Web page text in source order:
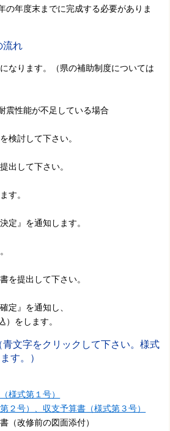
の年度末までに完成する必要がありま
流れ
なります。（県の補助制度については
震性能が不足している場合
検討して下さい。
出して下さい。
す。
定』を通知します。
を提出して下さい。
定』を通知し、
をします。
文字をクリックして下さい。様式
す。）
様式第１号）
２号）、収支予算書（様式第３号）
改修前の図面添付）